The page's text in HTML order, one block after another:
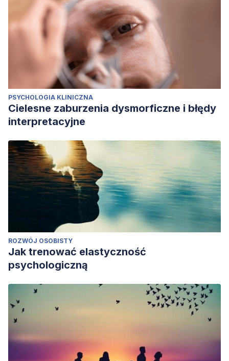
PSYCHOLOGIA KLINICZNA
Cielesne zaburzenia dysmorficzne i błędy
interpretacyjne
ROZWÓJ OSOBISTY
Jak trenować elastyczność
psychologiczną